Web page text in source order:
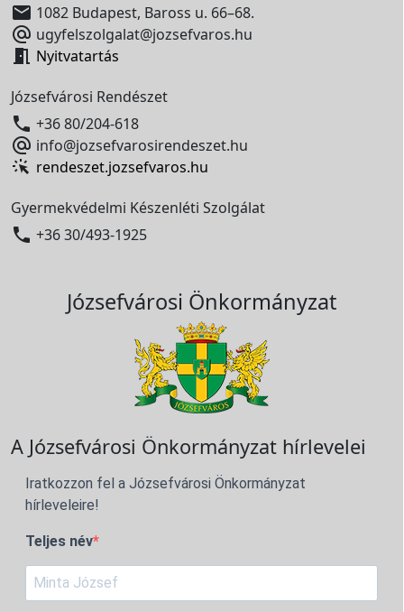
 1082 Budapest, Baross u. 66–68.
 ugyfelszolgalat@jozsefvaros.hu
 Nyitvatartás
Józsefvárosi Rendészet
 +36 80/204-618
 info@jozsefvarosirendeszet.hu
rendeszet.jozsefvaros.hu
Gyermekvédelmi Készenléti Szolgálat
 +36 30/493-1925
Józsefvárosi Önkormányzat
A Józsefvárosi Önkormányzat hírlevelei
Iratkozzon fel a Józsefvárosi Önkormányzat
hírleveleire!
Teljes név